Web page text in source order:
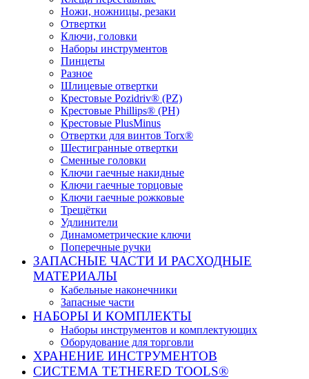
Ножи, ножницы, резаки
Отвертки
Ключи, головки
Наборы инструментов
Пинцеты
Разное
Шлицевые отвертки
Крестовые Pozidriv® (PZ)
Крестовые Phillips® (PH)
Крестовые PlusMinus
Отвертки для винтов Torx®
Шестигранные отвертки
Сменные головки
Ключи гаечные накидные
Ключи гаечные торцовые
Ключи гаечные рожковые
Трещётки
Удлинители
Динамометрические ключи
Поперечные ручки
ЗАПАСНЫЕ ЧАСТИ И РАСХОДНЫЕ
МАТЕРИАЛЫ
Кабельные наконечники
Запасные части
НАБОРЫ И КОМПЛЕКТЫ
Наборы инструментов и комплектующих
Оборудование для торговли
ХРАНЕНИЕ ИНС­ТРУ­МЕН­ТОВ
СИСТЕМА TETHERED TOOLS®